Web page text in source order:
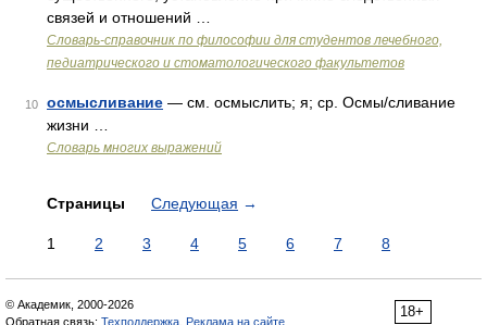
связей и отношений …
Словарь-справочник по философии для студентов лечебного,
педиатрического и стоматологического факультетов
10 осмысливание — см. осмыслить; я; ср. Осмы/сливание
жизни …
Словарь многих выражений
Страницы Следующая →
1 2 3 4 5 6 7 8
18+
© Академик, 2000-2026
Обратная связь: Техподдержка Реклама на сайте